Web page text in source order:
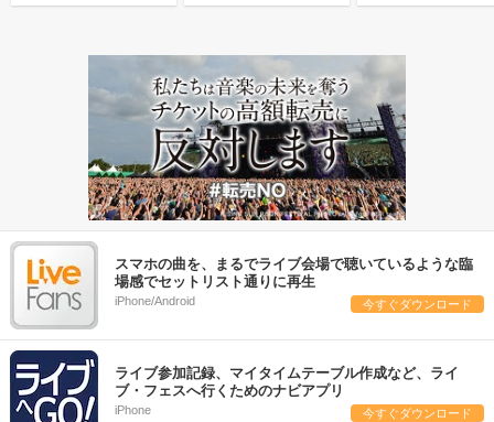
スマホの曲を、まるでライブ会場で聴いているような臨
場感でセットリスト通りに再生
iPhone/Android 今すぐダウンロード
ライブ参加記録、マイタイムテーブル作成など、ライ
ブ・フェスへ行くためのナビアプリ
iPhone 今すぐダウンロード